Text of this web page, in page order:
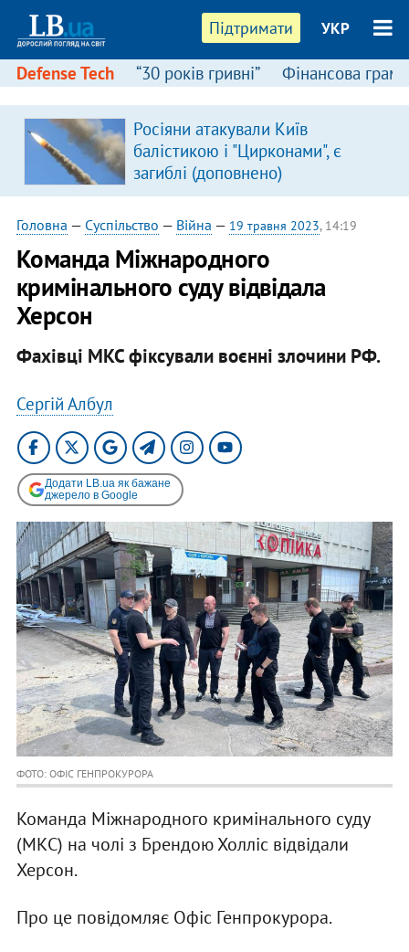
Підтримати УКР
Defense Tech “30 років гривні” Фінансова
Росіяни атакували Київ
балістикою і "Цирконами", є
загиблі (доповнено)
Головна — Суспільство — Війна — 19 травня 2023, 14:19
Команда Міжнародного
кримінального суду відвідала
Херсон
Фахівці МКС фіксували воєнні злочини РФ.
Сергій Албул
Додати LB.ua як бажане
джерело в Google
ФОТО: ОФІС ГЕНПРОКУРОРА
Команда Міжнародного кримінального суду
(МКС) на чолі з Брендою Холліс відвідали
Херсон.
Про це повідомляє Офіс Генпрокурора.